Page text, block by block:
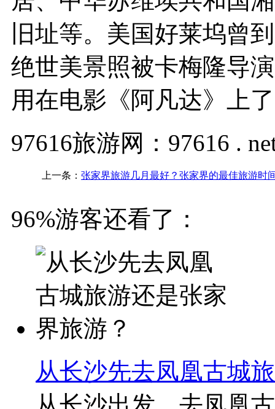
旧址等。美国好莱坞曾
绝世美景照被卡梅隆导
用在电影《阿凡达》上
97616旅游网：97616 .
上一条： 张家界旅游几月最好？张家界的最佳旅游时
96%游客还看了：
从长沙先去凤凰古城